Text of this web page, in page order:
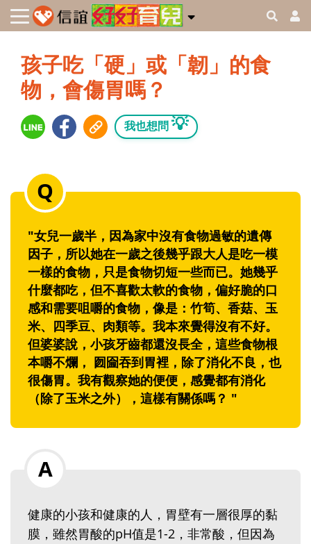
孩子吃「硬」或「韌」的食
物，會傷胃嗎？
我也想問 💡
"女兒一歲半，因為家中沒有食物過敏的遺傳
因子，所以她在一歲之後幾乎跟大人是吃一模
一樣的食物，只是食物切短一些而已。她幾乎
什麼都吃，但不喜歡太軟的食物，偏好脆的口
感和需要咀嚼的食物，像是：竹筍、香菇、玉
米、四季豆、肉類等。我本來覺得沒有不好。
但婆婆說，小孩牙齒都還沒長全，這些食物根
本嚼不爛， 囫圇吞到胃裡，除了消化不良，也
很傷胃。我有觀察她的便便，感覺都有消化
（除了玉米之外），這樣有關係嗎？ "
健康的小孩和健康的人，胃壁有一層很厚的黏
膜，雖然胃酸的pH值是1-2，非常酸，但因為